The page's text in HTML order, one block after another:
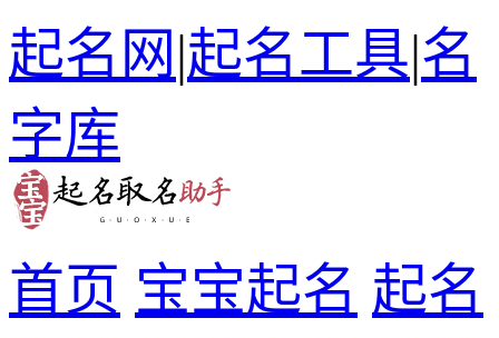
起名网|起名工具|名
字库
首页 宝宝起名 起名